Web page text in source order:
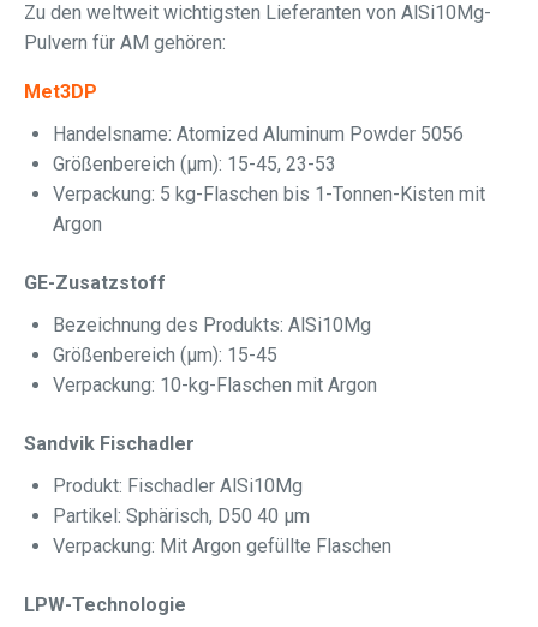
Zu den weltweit wichtigsten Lieferanten von AlSi10Mg-
Pulvern für AM gehören:
Met3DP
Handelsname: Atomized Aluminum Powder 5056
Größenbereich (μm): 15-45, 23-53
Verpackung: 5 kg-Flaschen bis 1-Tonnen-Kisten mit
Argon
GE-Zusatzstoff
Bezeichnung des Produkts: AlSi10Mg
Größenbereich (μm): 15-45
Verpackung: 10-kg-Flaschen mit Argon
Sandvik Fischadler
Produkt: Fischadler AlSi10Mg
Partikel: Sphärisch, D50 40 μm
Verpackung: Mit Argon gefüllte Flaschen
LPW-Technologie